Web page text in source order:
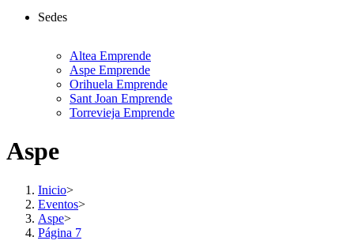
Sedes
Altea Emprende
Aspe Emprende
Orihuela Emprende
Sant Joan Emprende
Torrevieja Emprende
Aspe
Inicio>
Eventos>
Aspe>
Página 7